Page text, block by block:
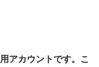
アカウントです。こ